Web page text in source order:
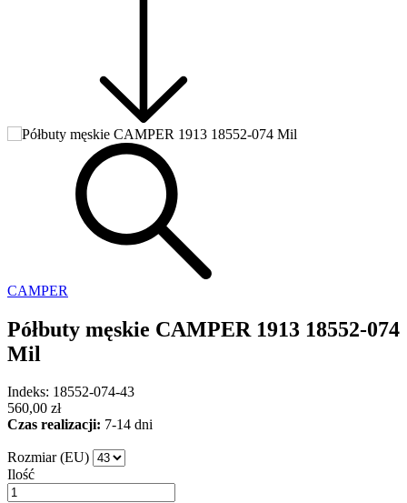
CAMPER
Półbuty męskie CAMPER 1913 18552-074
Mil
Indeks: 18552-074-43
560,00 zł
Czas realizacji: 7-14 dni
Rozmiar (EU)
Ilość